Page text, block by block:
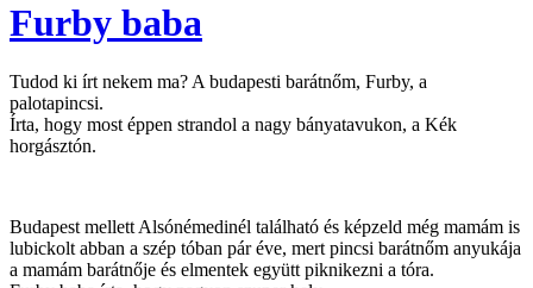
Furby baba
Tudod ki írt nekem ma? A budapesti barátnőm, Furby, a
palotapincsi.
Írta, hogy most éppen strandol a nagy bányatavukon, a Kék
horgásztón.
Budapest mellett Alsónémedinél található és képzeld még mamám is
lubickolt abban a szép tóban pár éve, mert pincsi barátnőm anyukája
a mamám barátnője és elmentek együtt piknikezni a tóra.